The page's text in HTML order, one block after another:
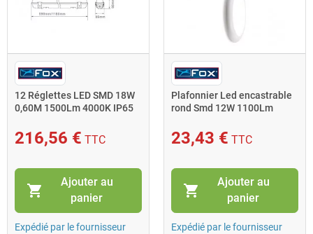
12 Réglettes LED SMD 18W
0,60M 1500Lm 4000K IP65
216,56 € TTC
shopping_cart
Ajouter au
panier
Expédié par le fournisseur
Plafonnier Led encastrable
rond Smd 12W 1100Lm
23,43 € TTC
shopping_cart
Ajouter au
panier
Expédié par le fournisseur